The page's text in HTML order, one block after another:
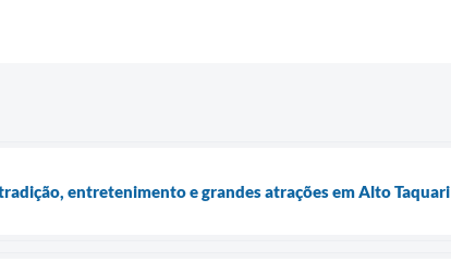
entretenimento e grandes atrações em Alto Taquari